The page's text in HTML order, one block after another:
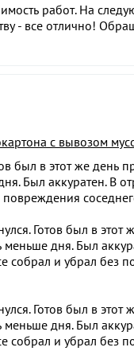
работ. На
- все отлично!
с вывозом
был в этот же день
Был аккуратен. В
Готов был в этот
меньше дня. Был
собрал и убрал без
Готов был в этот
меньше дня. Был
собрал и убрал без